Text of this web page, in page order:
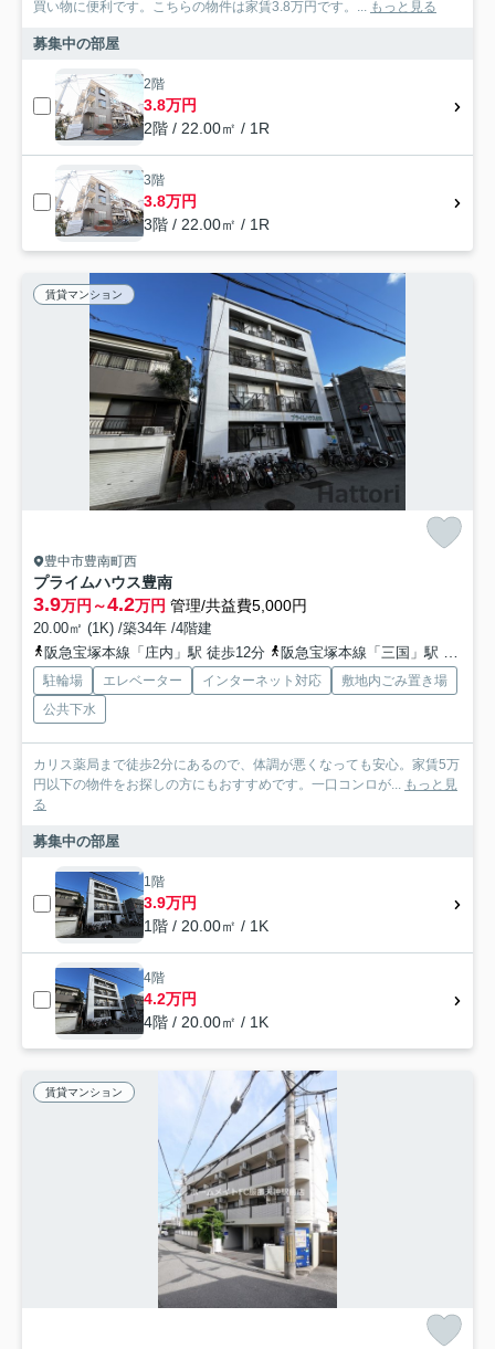
買い物に便利です。こちらの物件は家賃3.8万円です。...
もっと見る
募集中の部屋
2階
3.8万円
2階 / 22.00㎡ / 1R
3階
3.8万円
3階 / 22.00㎡ / 1R
賃貸マンション
豊中市豊南町西
プライムハウス豊南
3.9万円～4.2万円 管理/共益費5,000円
20.00㎡ (1K) /築34年 /4階建
阪急宝塚本線「庄内」駅 徒歩12分
阪急宝塚本線「三国」駅 徒歩16分
駐輪場 エレベーター インターネット対応
敷地内ごみ置き場
公共下水
カリス薬局まで徒歩2分にあるので、体調が悪くなっても安心。家賃5万
円以下の物件をお探しの方にもおすすめです。一口コンロが...
もっと見
る
募集中の部屋
1階
3.9万円
1階 / 20.00㎡ / 1K
4階
4.2万円
4階 / 20.00㎡ / 1K
賃貸マンション